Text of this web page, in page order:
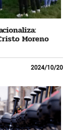
Moreno
2024/10/20